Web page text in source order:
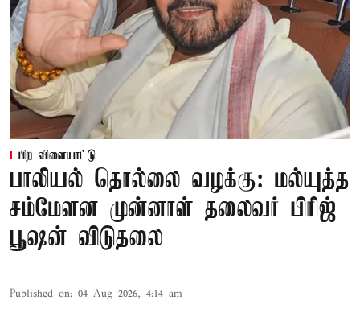
பிற விளையாட்டு
பாலியல் தொல்லை வழக்கு: மல்யுத்த
சம்மேளன முன்னாள் தலைவர் பிரிஜ்
பூஷன் விடுதலை
Published on: 04 Aug 2026, 4:14 am